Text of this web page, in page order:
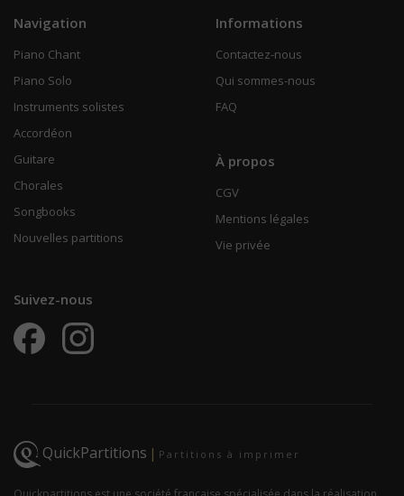
Navigation
Piano Chant
Piano Solo
Instruments solistes
Accordéon
Guitare
Chorales
Songbooks
Nouvelles partitions
Informations
Contactez-nous
Qui sommes-nous
FAQ
À propos
CGV
Mentions légales
Vie privée
Suivez-nous
QuickPartitions | Partitions à imprimer